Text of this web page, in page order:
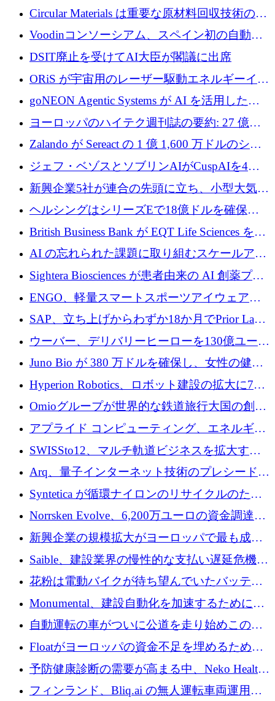
がシリーズ A 1 億 5,200 万ドルで評価額 13 億
5,000 万ドルに到達
Circular Materials は重要な原材料回収技術の拡
張に 1,180 万ユーロを確保
Voodinコンソーシアム、スペイン初の自動木
製ブレード工場の建設にEU補助金4,800万ユ
ーロを確保
DSIT廃止を受けてAI大臣が閣議に出席
ORiS が宇宙用のレーザー駆動エネルギーイン
フラの構築に 500 万ユーロを調達
goNEON Agentic Systems が AI を活用したイ
ンフラ計画を加速するために 16 万ユーロを確
ヨーロッパのハイテク週刊誌の要約: 27 億ユ
ーロを超える 60 以上のハイテク資金調達取引
Zalando が Sereact の 1 億 1,600 万ドルのシリ
ーズ B に参加し、AI を活用した倉庫自動化を
ジェフ・ベゾスとソブリンAIがCuspAIを4億
5,000万ドルの資金調達で支援
新興企業5社が連合の先頭に立ち、小型大気質
センサーをEUのクリーンエア政策の中心に据
ヘルシングはシリーズEで18億ドルを確保、
ウーバーはデリバリー・ヒーローを130億ユー
ロの契約で買収、レボルトは2027年に米国の
銀行を立ち上げる
British Business Bank が EQT Life Sciences を
2,500 万ユーロのコミットメントで支援
AI の忘れられた課題に取り組むスケールアッ
プを実現: カメラロール
Sightera Biosciences が患者由来の AI 創薬プラ
ットフォームを拡大するために 300 万ユーロ
のプレシードをクローズ
ENGO、軽量スマートスポーツアイウェアの
進歩のために510万ユーロを調達
SAP、立ち上げからわずか18か月でPrior Labs
を10億ユーロ以上の契約で買収
ウーバー、デリバリーヒーローを130億ユーロ
の契約で買収、99か国にまたがるプラットフ
ォームを構築
Juno Bio が 380 万ドルを確保し、女性の健康
専用の初のシーケンスラボを開設
Hyperion Robotics、ロボット建設の拡大に740
万ドルを確保
Omioグループが世界的な鉄道旅行大国の創設
を目指してRail Europeを買収
アプライド コンピューティング、エネルギー
向け基盤 AI の拡張に 2,000 万ドルを調達
SWISSto12、マルチ軌道ビジネスを拡大する
ためにシリーズCで7,000万ドルを調達
Arq、量子インターネット技術のプレシードと
して140万ドルを確保
Syntetica が循環ナイロンのリサイクルのため
にシリーズ A で 3,000 万ドルを調達
Norrsken Evolve、6,200万ユーロの資金調達
後、アムステルダムに根を張る
新興企業の規模拡大がヨーロッパで最も成功
した創業者を生み出す、アントラー氏が発見
Saible、建設業界の慢性的な支払い遅延危機に
対処するために 290 万ポンドを調達
花粉は電動バイクが待ち望んでいたバッテリ
ー交換ネットワークを構築している
Monumental、建設自動化を加速するためにシ
リーズ B で 3,200 万ドルを確保
自動運転の車がついに公道を走り始めこの国
が世界をリードしようとしている
Floatがヨーロッパの資金不足を埋めるために
シリーズAで450万ユーロを調達
予防健康診断の需要が高まる中、Neko Health
が 7 億ドルを調達
フィンランド、Bliq.ai の無人運転車両運用を